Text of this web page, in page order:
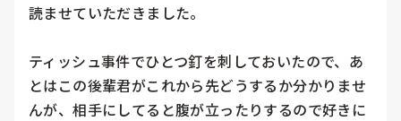
読ませていただきました。
ティッシュ事件でひとつ釘を刺しておいたので、あ
とはこの後輩君がこれから先どうするか分かりませ
んが、相手にしてると腹が立ったりするので好きに